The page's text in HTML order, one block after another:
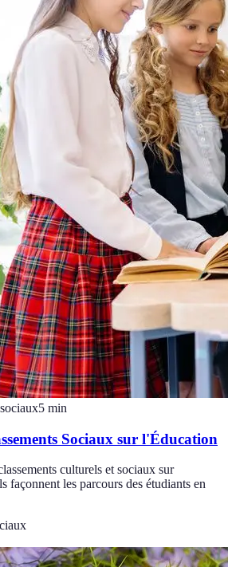
5 min
Sociaux sur l'Éducation
culturels et sociaux sur
façonnent les parcours des étudiants en